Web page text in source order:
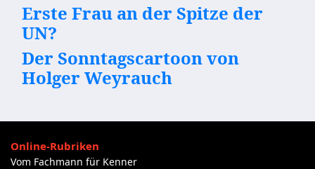
Erste Frau an der Spitze der
UN?
Der Sonntagscartoon von
Holger Weyrauch
Online-Rubriken
Vom Fachmann für Kenner